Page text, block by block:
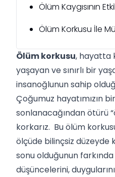
Ölüm Kaygısının
Ölüm Korkusu İle
Ölüm korkusu, hayatta
yaşayan ve sınırlı bir
insanoğlunun sahip
Çoğumuz hayatımızın
sonlanacağından ötürü
korkarız. Bu ölüm
ölçüde bilinçsiz düzeyde
sonu olduğunun
düşüncelerini,